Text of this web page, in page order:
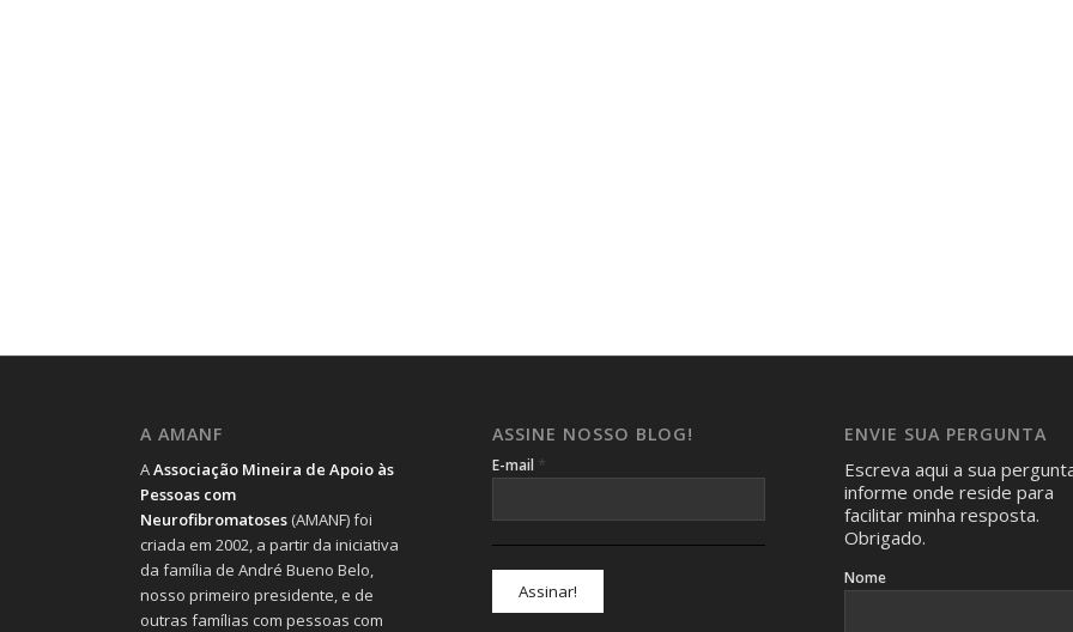
A AMANF
AAssociação Mineira de Apoio às
Pessoas com
Neurofibromatoses (AMANF) foi
criada em 2002, a partir da iniciativa
da família de André Bueno Belo,
nosso primeiro presidente, e de
outras famílias com pessoas com
ASSINE NOSSO BLOG!
E-mail *
ENVIE SUA PERGUNTA
Escreva aqui a sua
informe onde reside para
facilitar minha resposta.
Obrigado.
Nome